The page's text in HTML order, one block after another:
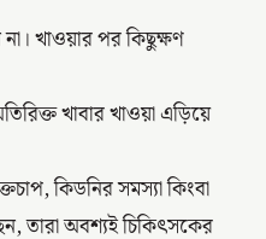
খাওয়ার পর কিছুক্ষণ
খাবার খাওয়া এড়িয়ে
কিডনির সমস্যা কিংবা
তারা অবশ্যই চিকিৎসকের